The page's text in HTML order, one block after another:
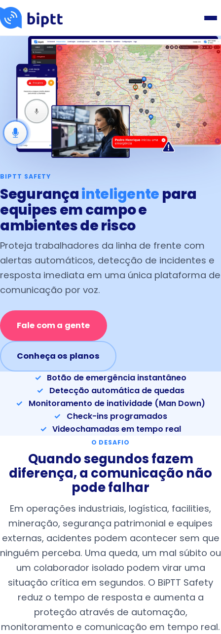
BIPTT SAFETY
Segurançainteligente para
equipes em campo e
ambientes de risco
Proteja trabalhadores da linha de frente com
alertas automáticos, detecção de incidentes e
resposta imediata em uma única plataforma de
comunicação por voz.
Fale com a gente
Conheça os planos
Botão de emergência instantâneo
Detecção automática de quedas
Monitoramento de inatividade (Man Down)
Check-ins programados
Videochamadas em tempo real
O DESAFIO
Quando segundos fazem
diferença, a comunicação não
pode falhar
Em operações industriais, logística, facilities,
mineração, segurança patrimonial e equipes
externas, acidentes podem acontecer sem que
ninguém perceba. Uma queda, um mal súbito ou
um colaborador isolado podem virar uma
situação crítica em segundos. O BiPTT Safety
reduz o tempo de resposta e aumenta a
proteção através de automação,
monitoramento e comunicação em tempo real.